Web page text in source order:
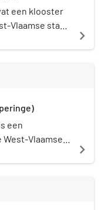
een klooster
Vlaamse stad
navigate_next
een
Vlaamse
navigate_next